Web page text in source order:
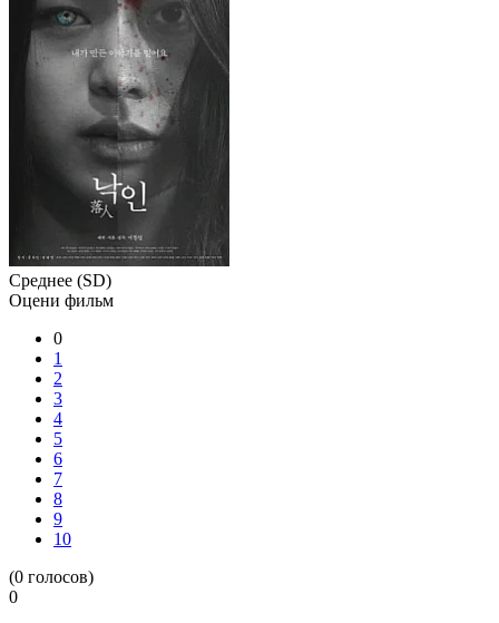
Среднее (SD)
Оцени фильм
0
1
2
3
4
5
6
7
8
9
10
(0 голосов)
0